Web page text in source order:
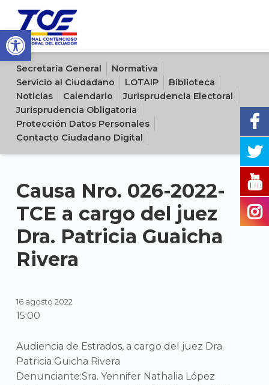
Open toolbar
Sitio oficial del Tribunal Contencioso Electoral del Ecuador
Secretaría General
Normativa
Servicio al Ciudadano
LOTAIP
Biblioteca
Noticias
Calendario
Jurisprudencia Electoral
Jurisprudencia Obligatoria
Protección Datos Personales
Contacto Ciudadano Digital
Causa Nro. 026-2022-
TCE a cargo del juez
Dra. Patricia Guaicha
Rivera
16 agosto 2022
15:00
Audiencia de Estrados, a cargo del juez Dra.
Patricia Guicha Rivera
Denunciante:Sra. Yennifer Nathalia López